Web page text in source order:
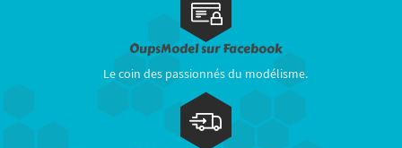
OupsModel sur Facebook
Le coin des passionnés du modélisme.